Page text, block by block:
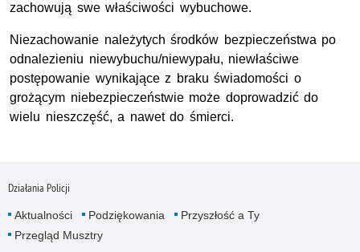
zachowują swe właściwości wybuchowe.
Niezachowanie należytych środków bezpieczeństwa po
odnalezieniu niewybuchu/niewypału, niewłaściwe
postępowanie wynikające z braku świadomości o
grożącym niebezpieczeństwie może doprowadzić do
wielu nieszczęść, a nawet do śmierci.
Działania Policji
Aktualności Podziękowania
Przyszłość a Ty
Przegląd Musztry